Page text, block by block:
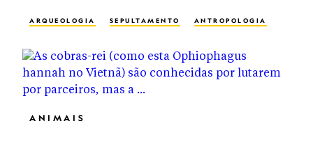
ARQUEOLOGIA SEPULTAMENTO ANTROPOLOGIA
ANIMAIS